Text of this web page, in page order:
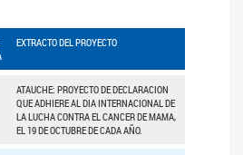
EXTRACTO DEL PROYECTO
ATAUCHE: PROYECTO DE DECLARACION
QUE ADHIERE AL DIA INTERNACIONAL DE
LA LUCHA CONTRA EL CANCER DE MAMA,
EL 19 DE OCTUBRE DE CADA AÑO.